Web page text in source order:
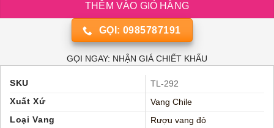
THÊM VÀO GIỎ HÀNG
GỌI: 0985787191
GỌI NGAY: NHẬN GIÁ CHIẾT KHẤU
SKU
TL-292
Xuất Xứ
Vang Chile
Loại Vang
Rượu vang đỏ